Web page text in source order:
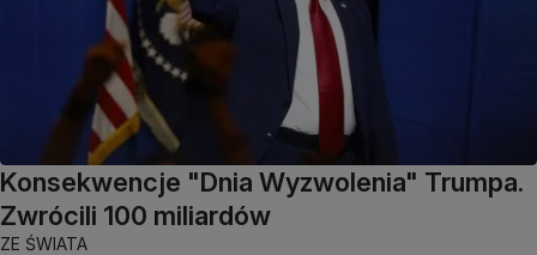
Konsekwencje "Dnia Wyzwolenia" Trumpa.
Zwrócili 100 miliardów
ZE ŚWIATA